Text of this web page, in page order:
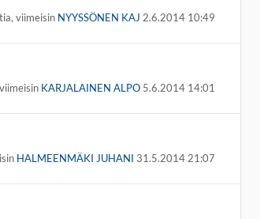
viimeisin NYYSSÖNEN KAJ 2.6.2014 10:49
KARJALAINEN ALPO 5.6.2014 14:01
HALMEENMÄKI JUHANI 31.5.2014 21:07